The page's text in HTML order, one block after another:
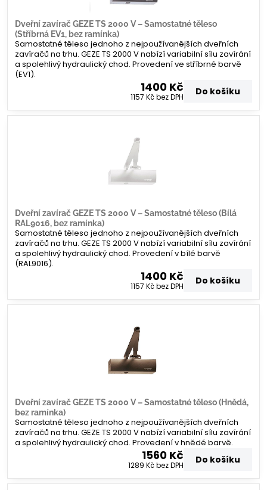
Dveřní zavírač GEZE TS 2000 V – Samostatné těleso
(Stříbrná EV1, bez ramínka)
Samostatné těleso jednoho z nejpoužívanějších dveřních
zavíračů na trhu. GEZE TS 2000 V nabízí variabilní sílu zavírání
a spolehlivý hydraulický chod. Provedení ve stříbrné barvě
(EV1).
1400 Kč
1157 Kčbez DPH Do košíku
Dveřní zavírač GEZE TS 2000 V – Samostatné těleso (Bílá
RAL9016, bez ramínka)
Samostatné těleso jednoho z nejpoužívanějších dveřních
zavíračů na trhu. GEZE TS 2000 V nabízí variabilní sílu zavírání
a spolehlivý hydraulický chod. Provedení v bílé barvě
(RAL9016).
1400 Kč
1157 Kčbez DPH Do košíku
Dveřní zavírač GEZE TS 2000 V – Samostatné těleso (Hnědá,
bez ramínka)
Samostatné těleso jednoho z nejpoužívanějších dveřních
zavíračů na trhu. GEZE TS 2000 V nabízí variabilní sílu zavírání
a spolehlivý hydraulický chod. Provedení v hnědé barvě.
1560 Kč
1289 Kčbez DPH Do košíku